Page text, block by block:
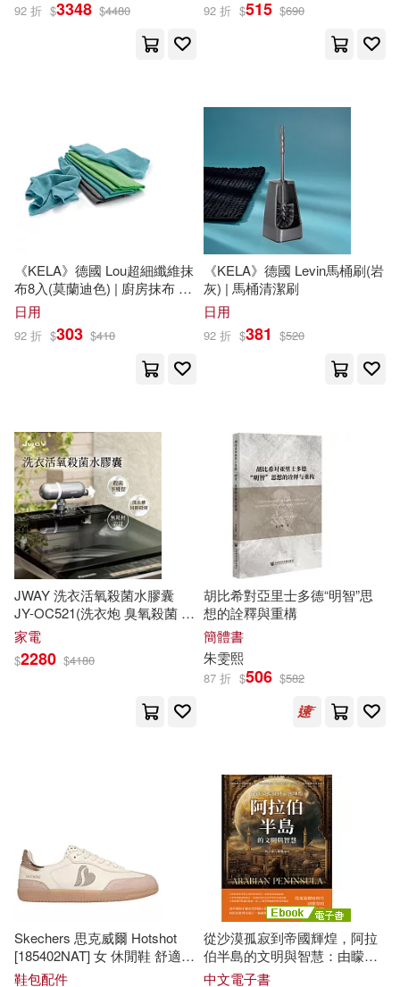
花亦芬(3)
郭蓮榮(3) 鈴木敏夫(3)
高思敏(3)
黃慧敏(3) 黃鈺潔(3)
（美）白瑪琳，（馬來）駱思潔(3)
(德)海德格爾(2)
(德)薩弗蘭斯基(2)
(美)黃慧敏(2)
Thinknetic(2)
《詞語有意思》編委會(2)
伊娃(2)
侯思茹(2) 保羅．布倫(2)
倪琳妍，孫旻煜（主編）(2)
上海交通大學出版社(11)
人民郵電出版社(11)
商周出版(11) 天地出版社(11)
安徽師範大學出版社(11)
東北師範大學出版社(11)
湖南師範大學出版社(11)
首都師範大學出版社(11)
世界圖書出版公司北京公司(10)
延邊大學出版社(9)
江蘇大學出版社(9)
聯經出版公司(9)
92 折 $3348 $4480 92 折 $515 $690
《KELA》德國 Lou超細纖維抹
布8入(莫蘭迪色) | 廚房抹布 清
潔布 擦拭布 吸水布
日用
92 折 $303 $410
《KELA》德國 Levin馬桶刷(岩
灰) | 馬桶清潔刷
日用
92 折 $381 $520
JWAY 洗衣活氧殺菌水膠囊
JY-OC521(洗衣炮 臭氧殺菌 洗
衣除臭 除螨 洗衣槽清潔 洗衣
膠囊 過敏剋星) 深灰
家電
$2280 $4180
胡比希對亞里士多德“明智”思
想的詮釋與重構
簡體書
朱雯熙
87 折 $506 $582
Skechers 思克威爾 Hotshot
[185402NAT] 女 休閒鞋 舒適
德訓鞋 奶茶色 23.5cm 米/卡其
鞋包配件
從沙漠孤寂到帝國輝煌，阿拉
伯半島的文明與智慧：由矇昧
時代至阿拔斯王朝，先知穆罕
中文電子書